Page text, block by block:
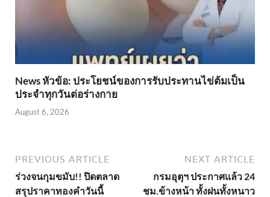
News หัวข้อ: ประโยชน์ของการรับประทานไข่ต้มเป็น
ประจำทุกวันต่อร่างกาย
August 6, 2026
PREVIOUS ARTICLE
ร่วงจนกุมขมับ!! ปิดตลาด
สรุปราคาทองคำวันนี้
NEXT ARTICLE
กรมอุตุฯ ประกาศแล้ว 24
ชม.ข้างหน้า ทั้งฝนทั้งหนาว